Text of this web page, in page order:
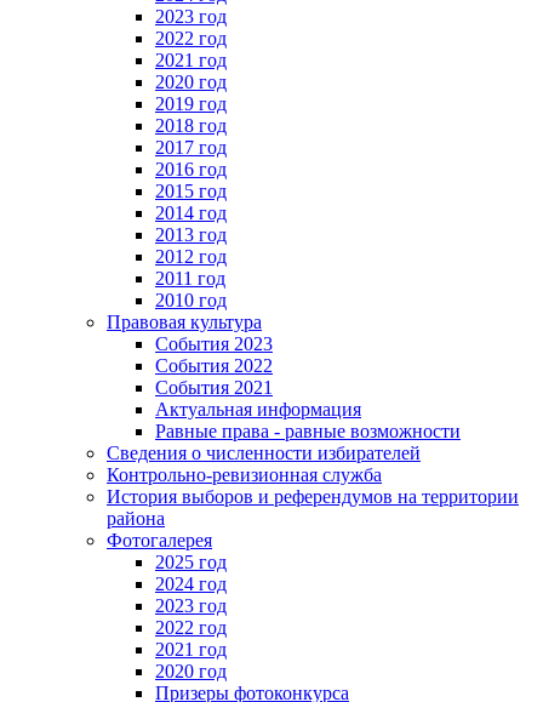
2023 год
2022 год
2021 год
2020 год
2019 год
2018 год
2017 год
2016 год
2015 год
2014 год
2013 год
2012 год
2011 год
2010 год
Правовая культура
События 2023
События 2022
События 2021
Актуальная информация
Равные права - равные возможности
Сведения о численности избирателей
Контрольно-ревизионная служба
История выборов и референдумов на территории
района
Фотогалерея
2025 год
2024 год
2023 год
2022 год
2021 год
2020 год
Призеры фотоконкурса